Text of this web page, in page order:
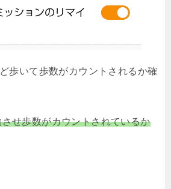
歩いて歩数がカウントされるか確
せ歩数がカウントされているか